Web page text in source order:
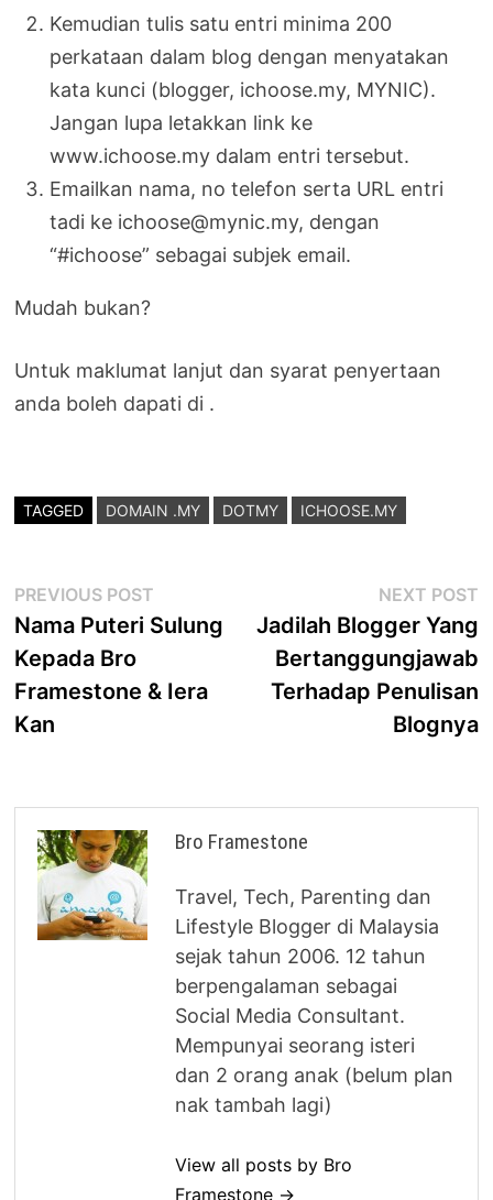
Kemudian tulis satu entri minima 200
perkataan dalam blog dengan menyatakan
kata kunci (blogger, ichoose.my, MYNIC).
Jangan lupa letakkan link ke
www.ichoose.my dalam entri tersebut.
Emailkan nama, no telefon serta URL entri
tadi ke ichoose@mynic.my, dengan
“#ichoose” sebagai subjek email.
Mudah bukan?
Untuk maklumat lanjut dan syarat penyertaan
anda boleh dapati di .
TAGGED DOMAIN .MY DOTMY ICHOOSE.MY
Post
navigation
PREVIOUS POST
post:
Nama Puteri Sulung
Kepada Bro
Framestone & Iera
Kan
NEXT POST
Jadilah Blogger Yang
Bertanggungjawab
Terhadap Penulisan
Blognya
Bro Framestone
Travel, Tech, Parenting dan
Lifestyle Blogger di Malaysia
sejak tahun 2006. 12 tahun
berpengalaman sebagai
Social Media Consultant.
Mempunyai seorang isteri
dan 2 orang anak (belum plan
nak tambah lagi)
View all posts by Bro
Framestone →